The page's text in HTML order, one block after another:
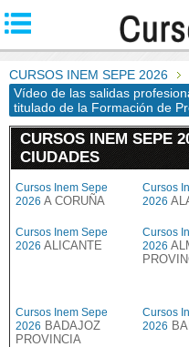
CURSOS INEM SEPE 2026
Vídeo de las salidas
titulado de la Formación de
CURSOS INEM SEPE
CIUDADES
Cursos Inem Sepe
2026 A CORUÑA
Cursos
2026
Cursos Inem Sepe
2026 ALICANTE
Cursos
2026
Cursos Inem Sepe
2026 BADAJOZ
PROVINCIA
Cursos
2026